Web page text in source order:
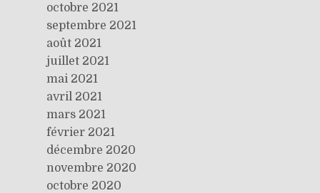
octobre 2021
septembre 2021
août 2021
juillet 2021
mai 2021
avril 2021
mars 2021
février 2021
décembre 2020
novembre 2020
octobre 2020